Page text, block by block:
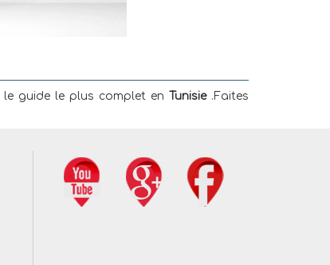
le guide le plus complet en Tunisie.Faites